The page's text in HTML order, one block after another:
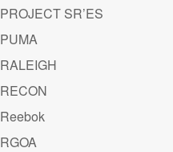
PROJECT SR’ES
PUMA
RALEIGH
RECON
Reebok
RGOA